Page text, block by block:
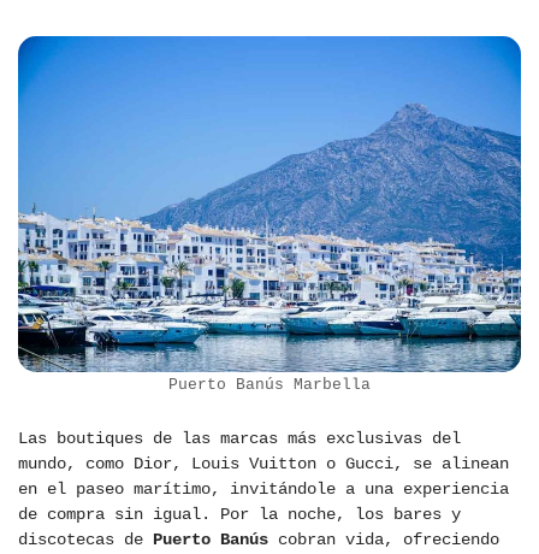
Puerto Banús Marbella
Las boutiques de las marcas más exclusivas del
mundo, como Dior, Louis Vuitton o Gucci, se alinean
en el paseo marítimo, invitándole a una experiencia
de compra sin igual. Por la noche, los bares y
discotecas de Puerto Banús cobran vida, ofreciendo